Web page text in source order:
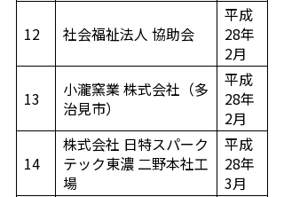
12 社会福祉法人 協助会
平成
28年
2月
13
小瀧窯業 株式会社（多
治見市）
平成
28年
2月
14
株式会社 日特スパーク
テック東濃 二野本社工
場
平成
28年
3月